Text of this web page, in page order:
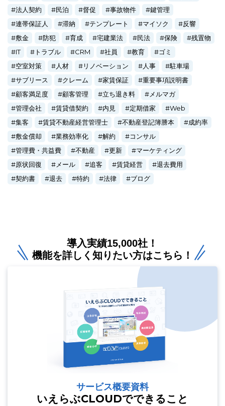
法人契約
民泊 督促 事故物件
鍵管理
連帯保証人
滞納 テンプレート マイソク
反響
敷金
防犯 育成 宅建業法 民法 保険
残置物
IT
トラブル CRM 社員 教育
ゴミ
空室対策
人材 リノベーション 人事
駐車場
サブリース
クレーム 家賃保証
重要事項説明書
顧客満足度
顧客管理 立ち退き料
メルマガ
管理会社
賃貸借契約 内見 定期借家
Web
集客
賃貸不動産経営管理士 不動産登記簿謄本
成約率
敷金償却
業務効率化 解約
コンサル
管理費・共益費
不動産 更新
マーケティング
原状回復
メール 追客 賃貸経営
退去費用
契約書
退去 特約 法律 ブログ
導入実績15,000社！
機能を詳しく知りたい方はこちら！
サービス概要資料
いえらぶCLOUDでできること